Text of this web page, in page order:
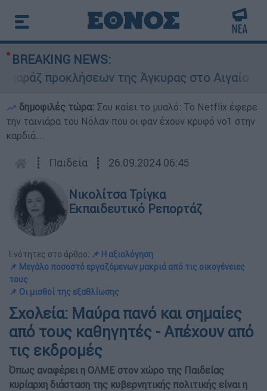
BREAKING NEWS:
προκλήσεων της Άγκυρας στο Αιγαίο:
δημοφιλές τώρα: Σου καίει το μυαλό: Το Netflix έφερε
την ταινιάρα του Νόλαν που οι φαν έχουν κρυφό νο1 στην
καρδιά...
┋ Παιδεία ┋ 26.09.2024 06:45
Νικολίτσα Τρίγκα
Εκπαιδευτικό Ρεπορτάζ
Ενότητες στο άρθρο: 📌 Η αξιολόγηση
📌 Μεγάλο ποσοστό εργαζόμενων μακριά από τις οικογένειες
τους
📌 Οι μισθοί της εξαθλίωσης
Σχολεία: Μαύρα πανό και σημαίες
από τους καθηγητές - Απέχουν από
τις εκδρομές
Όπως αναφέρει η ΟΛΜΕ στον χώρο της Παιδείας
κυρίαρχη διάσταση της κυβερνητικής πολιτικής είναι η